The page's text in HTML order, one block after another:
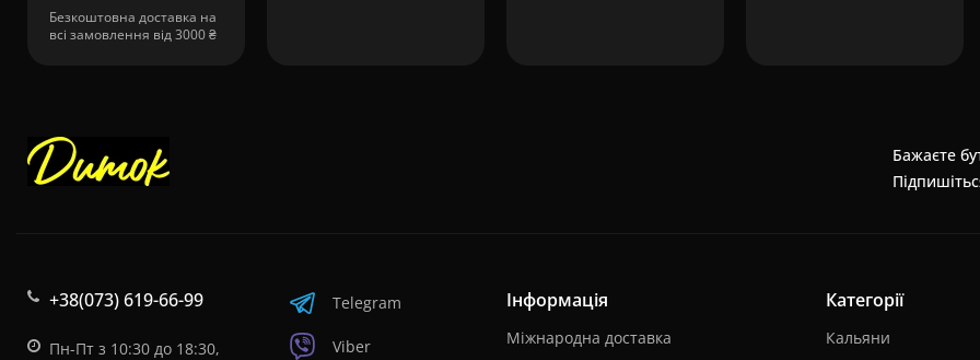
Безкоштовна доставка на
всі замовлення від 3000 ₴
Бажаєте
+38(073) 619-66-99
Пн-Пт з 10:30 до 18:30,
Telegram
Viber
Інформація
Міжнародна доставка
Категорії
Кальяни